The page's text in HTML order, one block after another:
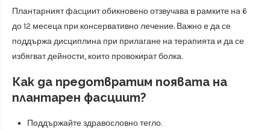
Плантарният фасциит обикновено отзвучава в рамките на 6
до 12 месеца при консервативно лечение. Важно е да се
поддържа дисциплина при прилагане на терапията и да се
избягват дейности, които провокират болка.
Как да предотвратим появата на
плантарен фасциит?
Поддържайте здравословно тегло.